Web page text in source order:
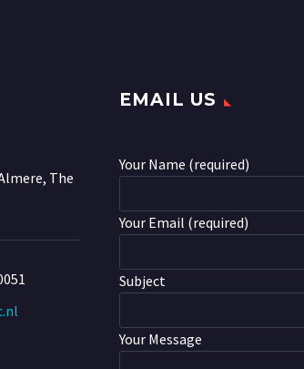
The
EMAIL US
Your Name (required)
Your Email (required)
Subject
Your Message